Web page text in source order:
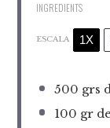
INGREDIENTS
ESCALA 1X
500 grs
100 gr